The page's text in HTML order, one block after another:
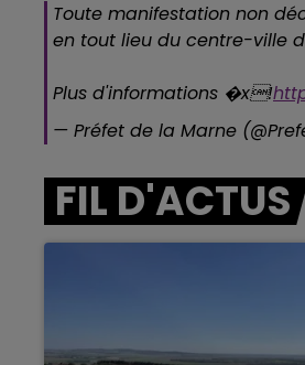
LE BEST
Toute manifestation non
en tout lieu du centre-ville
Plus d'informations �x!
— Préfet de la Marne
FIL D'ACTUS